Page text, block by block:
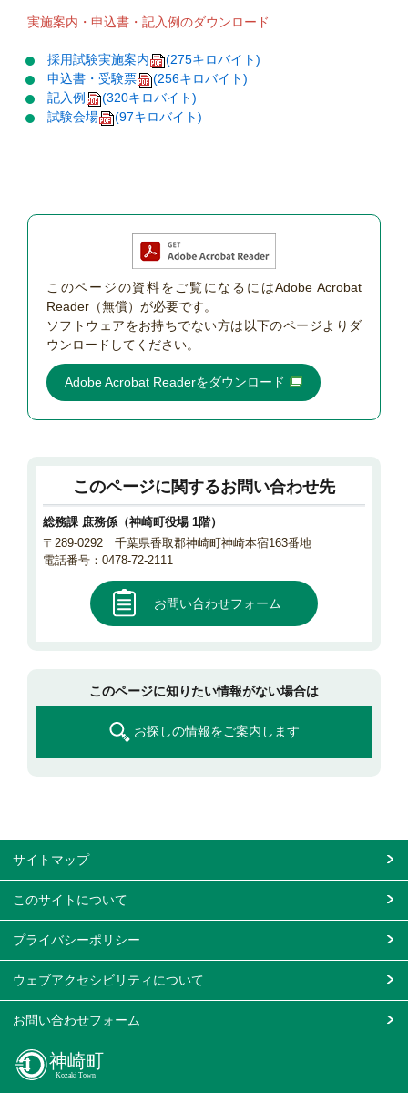
実施案内・申込書・記入例のダウンロード
採用試験実施案内
(275キロバイト)
申込書・受験票
(256キロバイト)
記入例
(320キロバイト)
試験会場
(97キロバイト)
このページの資料をご覧になるにはAdobe Acrobat
Reader（無償）が必要です。
ソフトウェアをお持ちでない方は以下のページよりダ
ウンロードしてください。
Adobe Acrobat Readerをダウンロード
このページに関するお問い合わせ先
総務課 庶務係（神崎町役場 1階）
〒289-0292 千葉県香取郡神崎町神崎本宿163番地
電話番号：0478-72-2111
お問い合わせフォーム
このページに知りたい情報がない場合は
お探しの情報をご案内します
サイトマップ
このサイトについて
プライバシーポリシー
ウェブアクセシビリティについて
お問い合わせフォーム